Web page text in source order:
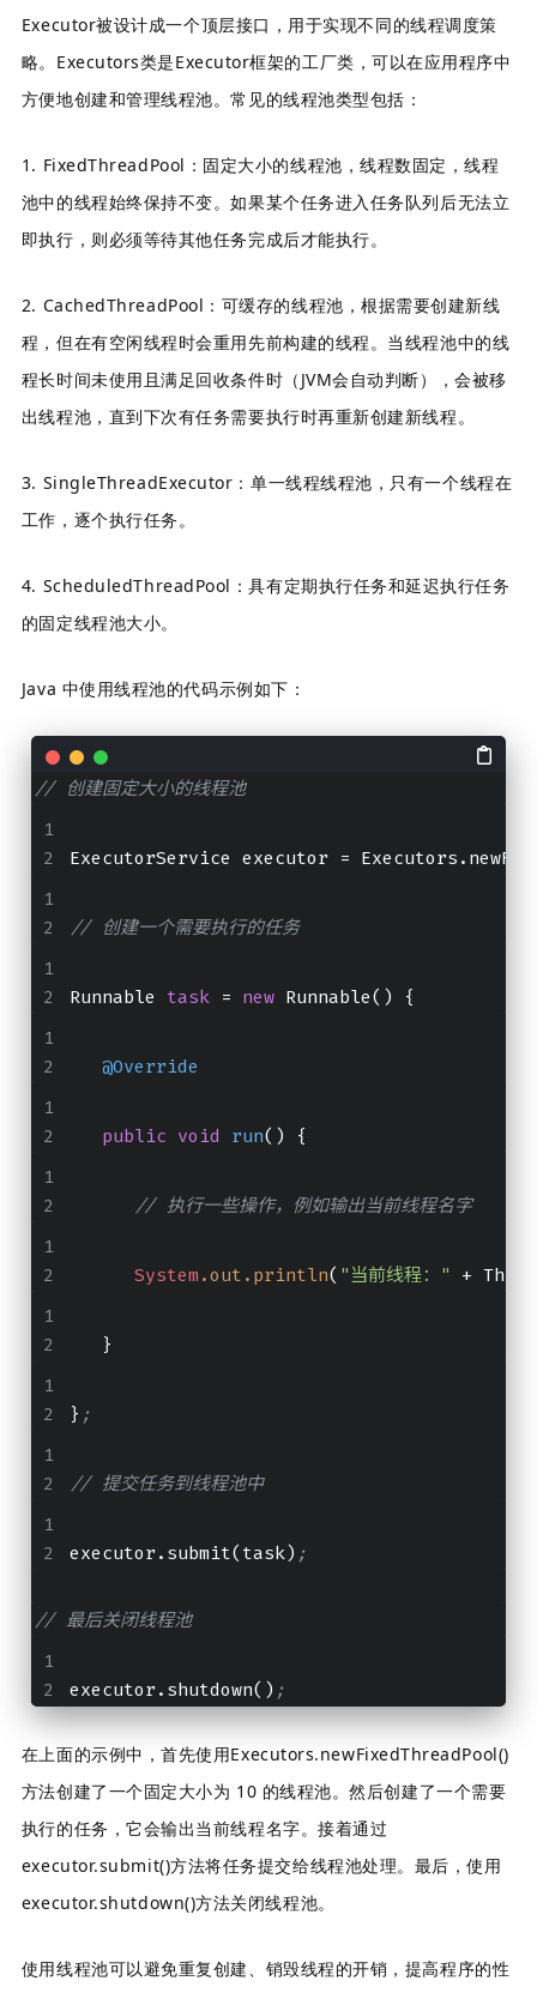
Executor被设计成一个顶层接口，用于实现不同的线程调度策
略。Executors类是Executor框架的工厂类，可以在应用程序中
方便地创建和管理线程池。常见的线程池类型包括：
1. FixedThreadPool：固定大小的线程池，线程数固定，线程
池中的线程始终保持不变。如果某个任务进入任务队列后无法立
即执行，则必须等待其他任务完成后才能执行。
2. CachedThreadPool：可缓存的线程池，根据需要创建新线
程，但在有空闲线程时会重用先前构建的线程。当线程池中的线
程长时间未使用且满足回收条件时（JVM会自动判断），会被移
出线程池，直到下次有任务需要执行时再重新创建新线程。
3. SingleThreadExecutor： 单一线程线程池 ，只有一个线程在
工作，逐个执行任务。
4. ScheduledThreadPool：具有定期执行任务和延迟执行任务
的固定线程池大小。
Java 中使用线程池的代码示例如下：
// 创建固定大小的线程池
ExecutorService executor =
// 创建一个需要执行的任务
Runnable task = new Runnable() {
@Override
public void run() {
// 执行一些操作，例如输出当前线程名字
System .out .println( "当前线程：" +
   }
} ;
// 提交任务到线程池中
executor.submit(task) ;
// 最后关闭线程池
executor.shutdown() ;
在上面的示例中，首先使用Executors.newFixedThreadPool()
方法创建了一个固定大小为 10 的线程池。然后创建了一个需要
执行的任务，它会输出当前线程名字。接着通过
executor.submit()方法将任务提交给线程池处理。最后，使用
executor.shutdown()方法关闭线程池。
使用线程池可以避免重复创建、销毁线程的开销，提高程序的性